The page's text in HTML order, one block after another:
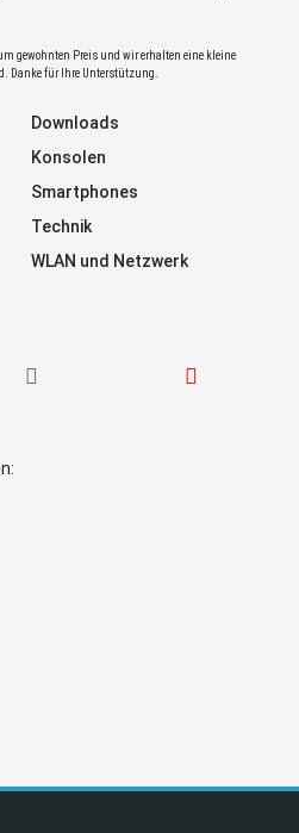
gewohnten Preis und wir erhalten eine kleine
Danke für Ihre Unterstützung.
Downloads
Konsolen
Smartphones
Technik
WLAN und Netzwerk